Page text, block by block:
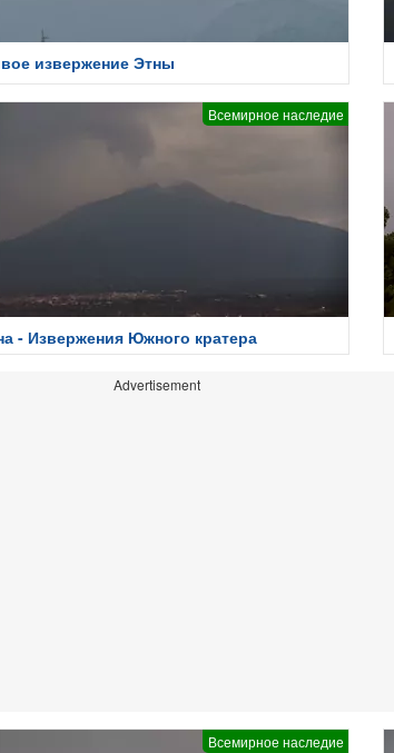
извержение Этны
Всемирное наследие
- Извержения Южного кратера
Advertisement
Всемирное наследие